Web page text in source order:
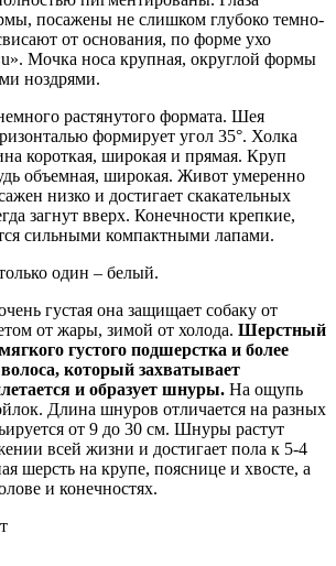
посажены не слишком глубоко темно-
от основания, по форме ухо
Мочка носа крупная, округлой формы
ноздрями.
растянутого формата. Шея
формирует угол 35°. Холка
короткая, широкая и прямая. Круп
объемная, широкая. Живот умеренно
низко и достигает скакательных
загнут вверх. Конечности крепкие,
сильными компактными лапами.
один – белый.
густая она защищает собаку от
от жары, зимой от холода. Шерстный
густого подшерстка и более
волоса, который захватывает
и образует шнуры. На ощупь
Длина шнуров отличается на разных
от 9 до 30 см. Шнуры растут
всей жизни и достигает пола к 5-4
шерсть на крупе, пояснице и хвосте, а
и конечностях.